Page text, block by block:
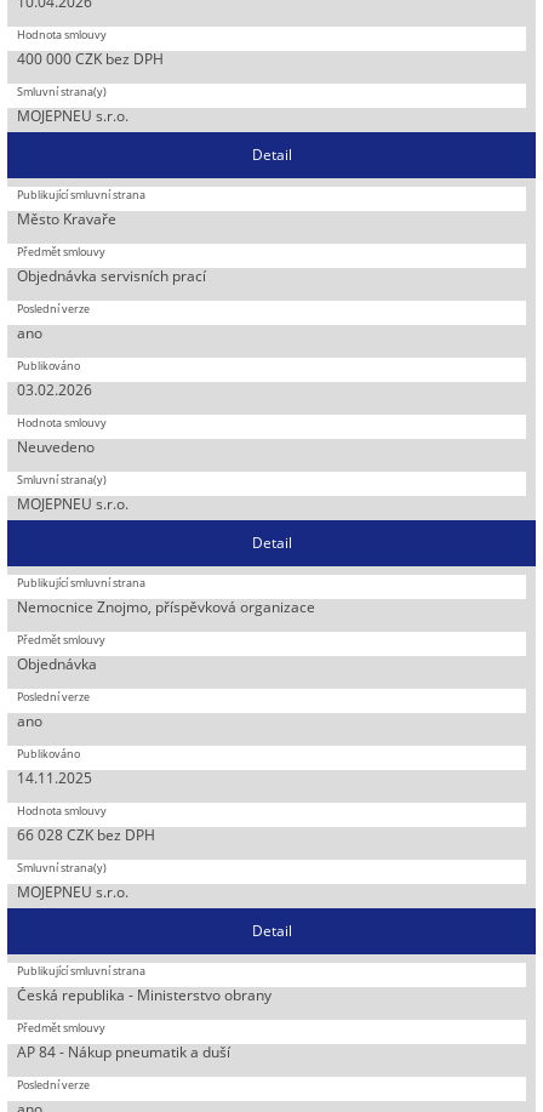
400 000 CZK bez DPH
MOJEPNEU s.r.o.
Detail
Město Kravaře
Objednávka servisních prací
ano
03.02.2026
Neuvedeno
MOJEPNEU s.r.o.
Detail
Nemocnice Znojmo, příspěvková organizace
Objednávka
ano
14.11.2025
66 028 CZK bez DPH
MOJEPNEU s.r.o.
Detail
Česká republika - Ministerstvo obrany
AP 84 - Nákup pneumatik a duší